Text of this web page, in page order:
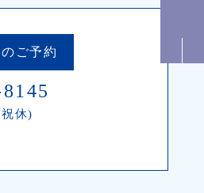
のご予約
休)